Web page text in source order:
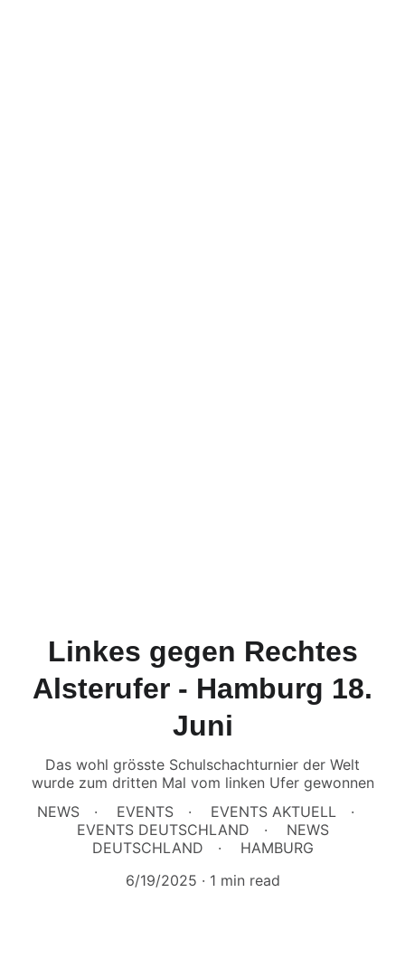
Linkes gegen Rechtes
Alsterufer - Hamburg 18.
Juni
Das wohl grösste Schulschachturnier der Welt
wurde zum dritten Mal vom linken Ufer gewonnen
NEWS
EVENTS
EVENTS AKTUELL
EVENTS DEUTSCHLAND
NEWS
DEUTSCHLAND
HAMBURG
6/19/2025
1 min read